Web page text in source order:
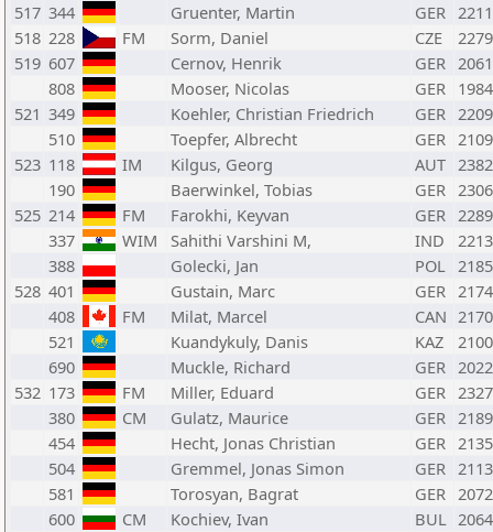
517 344 Gruenter, Martin GER 2211
518 228 FM Sorm, Daniel CZE
2279
519 607 Cernov, Henrik GER 2061
808
Mooser, Nicolas GER 1984
521 349 Koehler, Christian Friedrich GER 2209
510
Toepfer, Albrecht GER 2109
523 118 IM Kilgus, Georg AUT 2382
190
Baerwinkel, Tobias GER 2306
525 214 FM Farokhi, Keyvan GER 2289
337
WIM Sahithi Varshini M, IND
2213
388
Golecki, Jan POL 2185
528 401 Gustain, Marc GER 2174
408
FM Milat, Marcel CAN 2170
521
Kuandykuly, Danis KAZ
2100
690
Muckle, Richard GER 2022
532 173 FM Miller, Eduard GER 2327
380
CM Gulatz, Maurice GER 2189
454
Hecht, Jonas Christian GER 2135
504
Gremmel, Jonas Simon GER 2113
581
Torosyan, Bagrat GER 2072
600
CM Kochiev, Ivan BUL 2064